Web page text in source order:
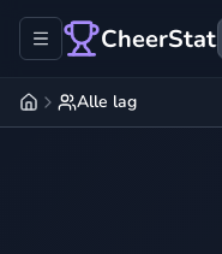
CheerStats
Alle lag